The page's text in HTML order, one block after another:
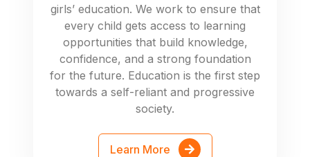
girls’ education. We work to ensure that
every child gets access to learning
opportunities that build knowledge,
confidence, and a strong foundation
for the future. Education is the first step
towards a self-reliant and progressive
society.
Learn More